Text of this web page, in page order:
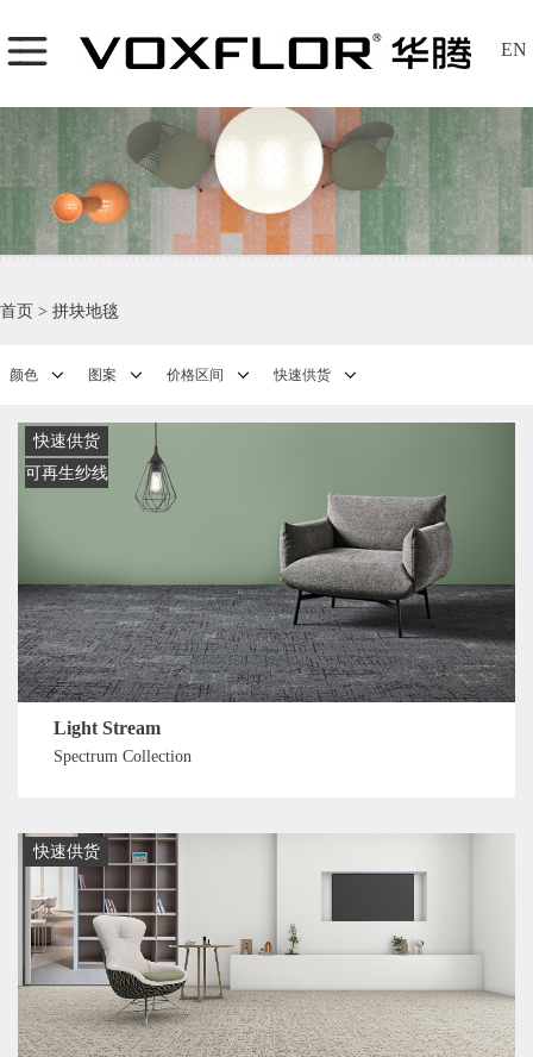
EN
首页 > 拼块地毯
颜色 图案 价格区间 快速供货
快速供货
可再生纱线
Light Stream
Spectrum Collection
快速供货